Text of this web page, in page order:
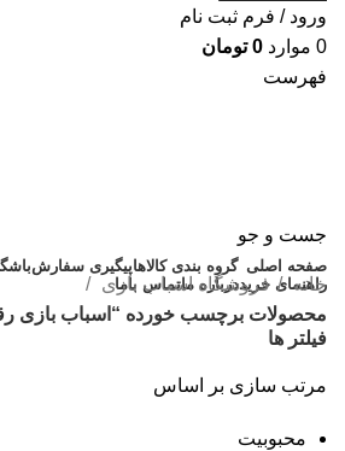
ورود / فرم ثبت نام
0 موارد 0 تومان
فهرست
جست و جو
صفحه اصلی گروه بندی کالاهاپیگیری سفارش
راهنمای خریددرباره ماتماس باما خانه
فروشگاه اسباب بازی
محصولات برچسب خورده “اسباب بازی
فیلتر ها
مرتب سازی بر اساس
محبوبیت